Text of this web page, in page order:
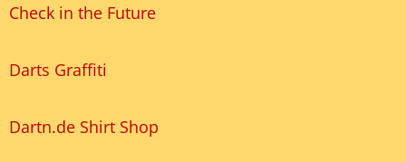
Check in the Future
Darts Graffiti
Dartn.de Shirt Shop